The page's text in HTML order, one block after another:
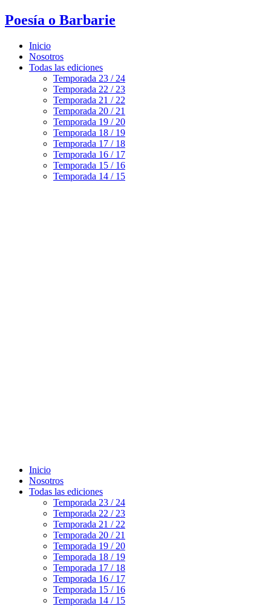
Poesía o Barbarie
Inicio
Nosotros
Todas las ediciones
Temporada 23 / 24
Temporada 22 / 23
Temporada 21 / 22
Temporada 20 / 21
Temporada 19 / 20
Temporada 18 / 19
Temporada 17 / 18
Temporada 16 / 17
Temporada 15 / 16
Temporada 14 / 15
Inicio
Nosotros
Todas las ediciones
Temporada 23 / 24
Temporada 22 / 23
Temporada 21 / 22
Temporada 20 / 21
Temporada 19 / 20
Temporada 18 / 19
Temporada 17 / 18
Temporada 16 / 17
Temporada 15 / 16
Temporada 14 / 15